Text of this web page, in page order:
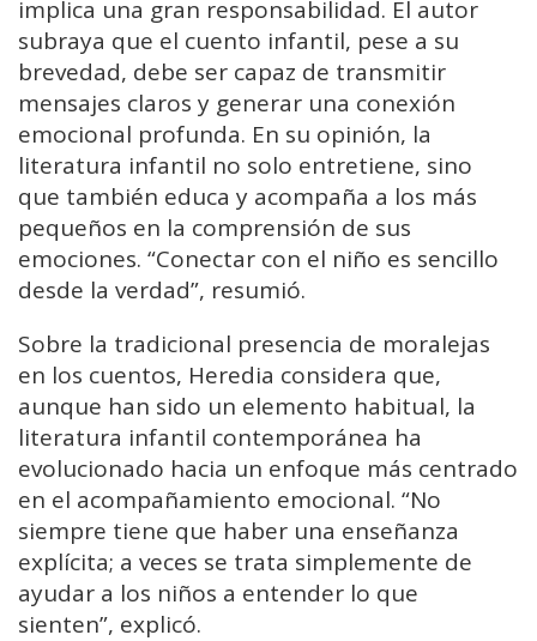
implica una gran responsabilidad. El autor
subraya que el cuento infantil, pese a su
brevedad, debe ser capaz de transmitir
mensajes claros y generar una conexión
emocional profunda. En su opinión, la
literatura infantil no solo entretiene, sino
que también educa y acompaña a los más
pequeños en la comprensión de sus
emociones. “Conectar con el niño es sencillo
desde la verdad”, resumió.
Sobre la tradicional presencia de moralejas
en los cuentos, Heredia considera que,
aunque han sido un elemento habitual, la
literatura infantil contemporánea ha
evolucionado hacia un enfoque más centrado
en el acompañamiento emocional. “No
siempre tiene que haber una enseñanza
explícita; a veces se trata simplemente de
ayudar a los niños a entender lo que
sienten”, explicó.